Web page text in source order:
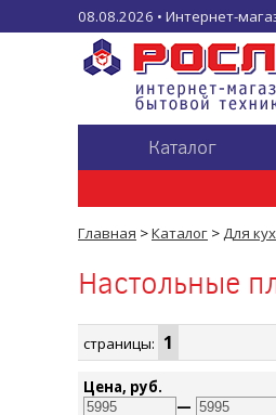
08.08.2026 • Интернет-
Каталог
Главная >Каталог >Для
Настольные
страницы: 1
Цена, руб.
—